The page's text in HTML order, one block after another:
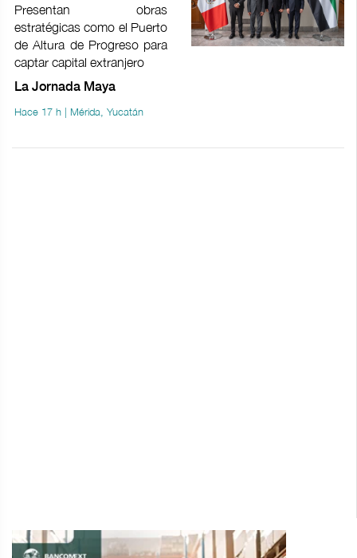
Presentan obras
estratégicas como el Puerto
de Altura de Progreso para
captar capital extranjero
La Jornada Maya
Hace 17 h | Mérida, Yucatán